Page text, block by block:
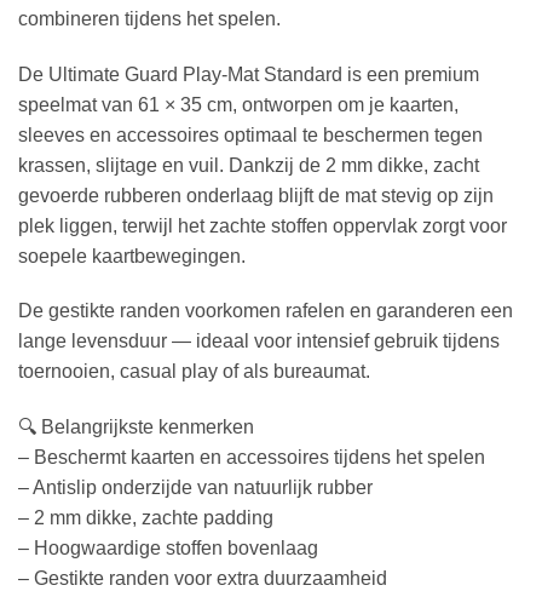
combineren tijdens het spelen.
De Ultimate Guard Play‑Mat Standard is een premium
speelmat van 61 × 35 cm, ontworpen om je kaarten,
sleeves en accessoires optimaal te beschermen tegen
krassen, slijtage en vuil. Dankzij de 2 mm dikke, zacht
gevoerde rubberen onderlaag blijft de mat stevig op zijn
plek liggen, terwijl het zachte stoffen oppervlak zorgt voor
soepele kaartbewegingen.
De gestikte randen voorkomen rafelen en garanderen een
lange levensduur — ideaal voor intensief gebruik tijdens
toernooien, casual play of als bureaumat.
🔍 Belangrijkste kenmerken
– Beschermt kaarten en accessoires tijdens het spelen
– Antislip onderzijde van natuurlijk rubber
– 2 mm dikke, zachte padding
– Hoogwaardige stoffen bovenlaag
– Gestikte randen voor extra duurzaamheid